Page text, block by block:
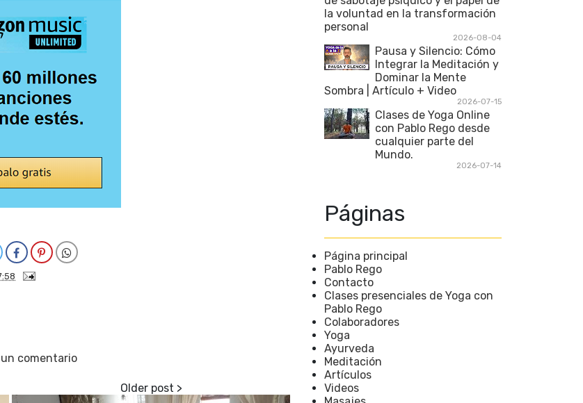
comentario
la voluntad en la transformación
personal
2026-08-04
Pausa y Silencio: Cómo
Integrar la Meditación y
Dominar la Mente
Sombra | Artículo + Video
2026-07-15
Clases de Yoga Online
con Pablo Rego desde
cualquier parte del
Mundo.
2026-07-14
Páginas
Página principal
Pablo Rego
Contacto
Clases presenciales de Yoga con
Pablo Rego
Colaboradores
Yoga
Ayurveda
Meditación
Artículos
Videos